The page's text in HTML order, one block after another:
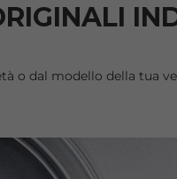
o dal modello della tua